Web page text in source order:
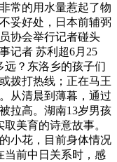
的用水量惹起了物
妥好处，日本前辅弼
协会举行记者碰头
记者 苏利超6月25
远？东洛乡的孩子们
拨打热线；正在马王
从清晨到薄暮，通过
拉高。湖南13岁男孩
美育的诗意故事。
小花，目前身体情况
当前中日关系时，感